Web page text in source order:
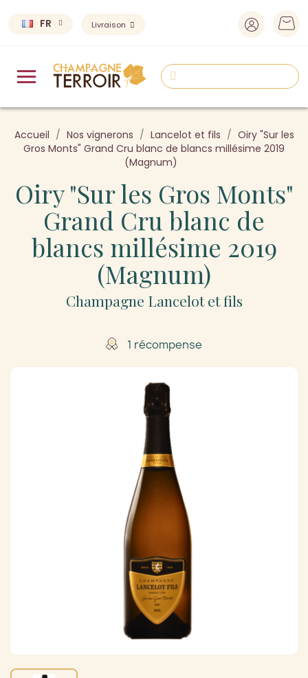
FR Livraison
Accueil Nos vignerons Lancelot et fils
Oiry "Sur les
Gros Monts" Grand Cru blanc de blancs millésime 2019
(Magnum)
Oiry "Sur les Gros Monts"
Grand Cru blanc de
blancs millésime 2019
(Magnum)
Champagne Lancelot et fils
1 récompense